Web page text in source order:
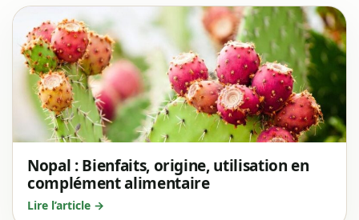
Nopal : Bienfaits, origine, utilisation en
complément alimentaire
Lire l’article →